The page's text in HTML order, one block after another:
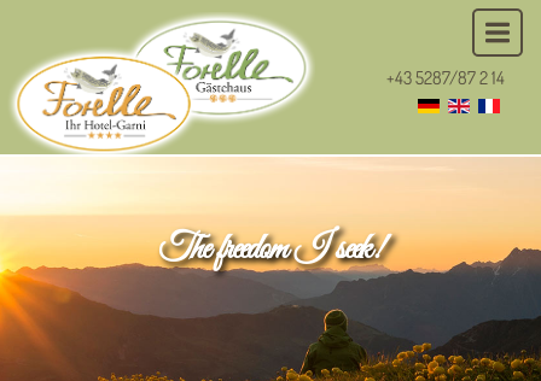
+43 5287/87 2 14
The freedom I seek!